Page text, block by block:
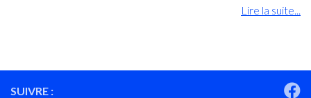
Lire la suite...
SUIVRE :